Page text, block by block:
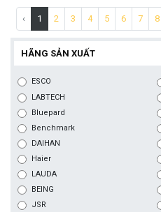
‹ 1 2 3 4 5 6 7 8
HÃNG SẢN XUẤT
ESCO
LABTECH
Bluepard
Benchmark
DAIHAN
Haier
LAUDA
BEING
JSR